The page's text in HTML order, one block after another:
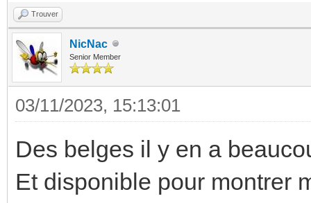
Trouver
NicNac
Senior Member
03/11/2023, 15:13:01
Des belges il y en a
Et disponible pour montrer